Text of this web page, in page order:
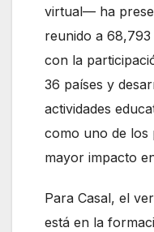
virtual— ha
reunido a
con la
36 países y
actividades
como uno de los
mayor impacto
Para Casal, el
está en la